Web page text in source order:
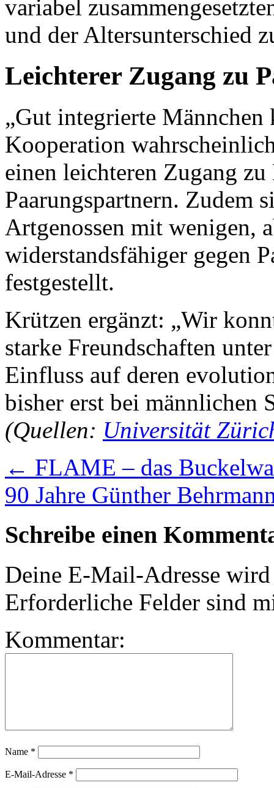
variabel
und der Altersunterschied
Leichterer Zugang zu
„Gut integrierte
Kooperation
einen leichteren Zugang
Paarungspartnern. Zudem
Artgenossen mit wenigen,
widerstandsfähiger gegen
festgestellt.
Krützen ergänzt: „Wir
starke Freundschaften
Einfluss auf deren
bisher erst bei männlichen
(Quellen: Universität
← FLAME – das
90 Jahre Günther
Schreibe einen
Deine E-Mail-Adresse
Erforderliche Felder sind
Kommentar:
Name *
E-Mail-Adresse *